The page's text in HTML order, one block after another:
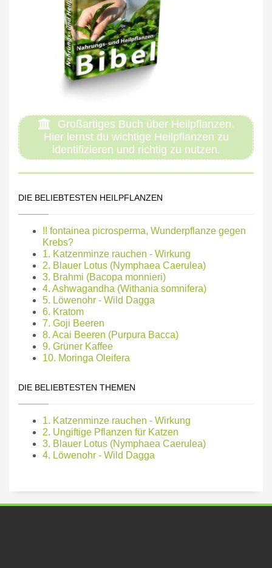
Großartiges Buch über Heilpflanzen.
Hier lernst du wichtige Heilpflanzen zu
identifizieren und richtig zu nutzen.
DIE BELIEBTESTEN HEILPFLANZEN
!! fontainea picrosperma, Wunderpflanze gegen
Krebs?
1. Katzenminze rauchen - Wirkung
2. Blauer Lotus (Nymphaea Caerulea)
3. Brahmi (Bacopa monnieri)
4. Ashwagandha (Withania somnifera)
5. Löwenohr - Wild Dagga
6. Kratom
7. Goji Beeren
8. Acai Beeren (Purpura Bacca)
9. Grüner Kaffee
10. Moringa Oleifera
DIE BELIEBTESTEN THEMEN
1. Katzenminze rauchen - Wirkung
2. Ungiftige Pflanzen für Katzen
3. Blauer Lotus (Nymphaea Caerulea)
4. Löwenohr - Wild Dagga